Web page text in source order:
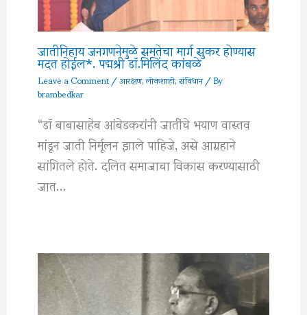
जातीनिहाय जनगणनेमुळे समतेचा मार्ग सुकर होण्यास
मदत होईल*. पद्मश्री डॉ.मिलिंद कांबळे
Leave a Comment/आरक्षण,लोकशाही,संविधान/ By
brambedkar
“डॉ बाबासाहेब आंबेडकरांनी जातींचे भयाण वास्तव
मांडून जाती निर्मूलन झाले पाहिजे, असे आग्रहाने
सांगितले होते. दलित समाजाचा विकास करण्यासाठी
जात…